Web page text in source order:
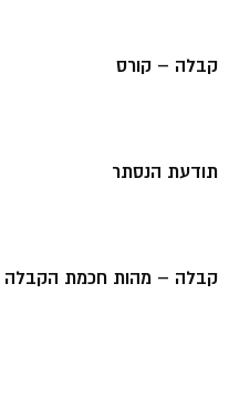
קבלה – קורס
תודעת הנסתר
קבלה – מהות חכמת הקבלה